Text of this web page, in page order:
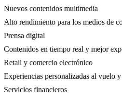
Nuevos contenidos multimedia
Alto rendimiento para los medios de
Prensa digital
Contenidos en tiempo real y mejor
Retail y comercio electrónico
Experiencias personalizadas al vuelo y
Servicios financieros